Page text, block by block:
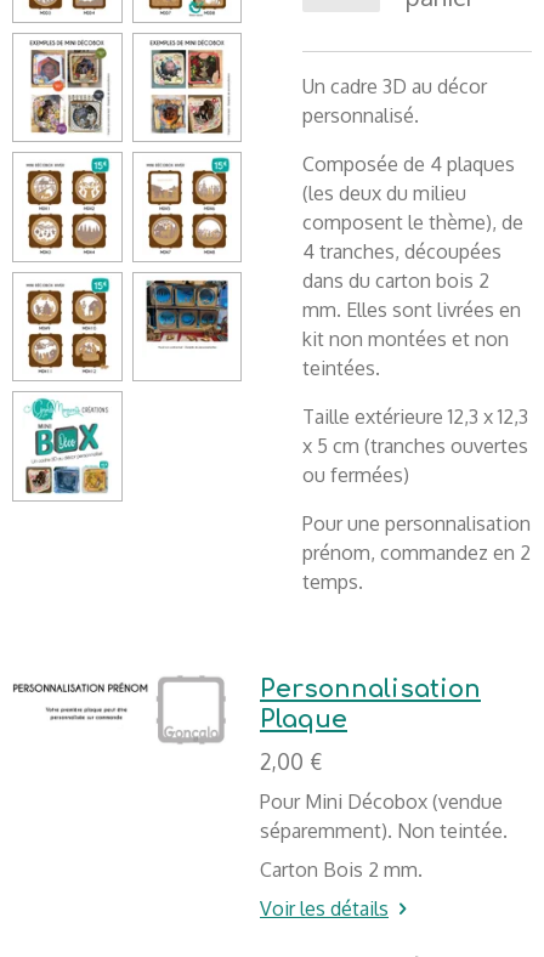
Un cadre 3D au décor
personnalisé.
Composée de 4 plaques
(les deux du milieu
composent le thème), de
4 tranches, découpées
dans du carton bois 2
mm. Elles sont livrées en
kit non montées et non
teintées.
Taille extérieure 12,3 x 12,3
x 5 cm (tranches ouvertes
ou fermées)
Pour une personnalisation
prénom, commandez en 2
temps.
Personnalisation
Plaque
2,00 €
Pour Mini Décobox (vendue
séparemment). Non teintée.
Carton Bois 2 mm.
Voir les détails